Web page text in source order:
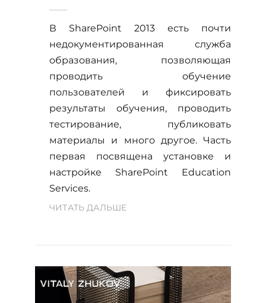
В SharePoint 2013 есть почти
недокументированная служба
образования, позволяющая
проводить обучение
пользователей и фиксировать
результаты обучения, проводить
тестирование, публиковать
материалы и много другое. Часть
первая посвящена установке и
настройке SharePoint Education
Services.
ЧИТАТЬ ДАЛЬШЕ